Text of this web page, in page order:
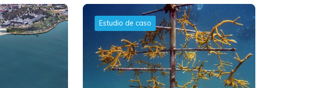
Estudio de caso